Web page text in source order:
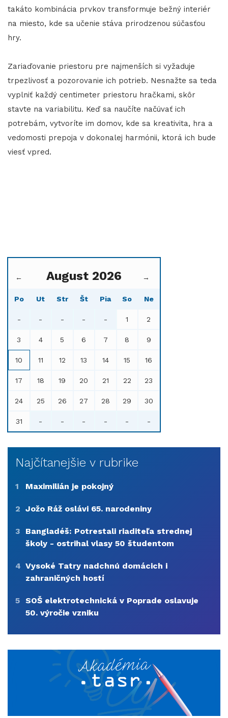
takáto kombinácia prvkov transformuje bežný interiér
na miesto, kde sa učenie stáva prirodzenou súčasťou
hry.
Zariaďovanie priestoru pre najmenších si vyžaduje
trpezlivosť a pozorovanie ich potrieb. Nesnažte sa teda
vyplniť každý centimeter priestoru hračkami, skôr
stavte na variabilitu. Keď sa naučíte načúvať ich
potrebám, vytvoríte im domov, kde sa kreativita, hra a
vedomosti prepoja v dokonalej harmónii, ktorá ich bude
viesť vpred.
← August 2026 →
Po Ut Str Št Pia So Ne
- - - - - 1 2
3 4 5 6 7 8 9
10 11 12 13 14 15 16
17 18 19 20 21 22 23
24 25 26 27 28 29 30
31 - - - - - -
Najčítanejšie v rubrike
1 Maximilián je pokojný
2 Jožo Ráž oslávi 65. narodeniny
3
Bangladéš: Potrestali riaditeľa strednej
školy - ostrihal vlasy 50 študentom
4 Vysoké Tatry nadchnú domácich i
zahraničných hostí
5 SOŠ elektrotechnická v Poprade oslavuje
50. výročie vzniku